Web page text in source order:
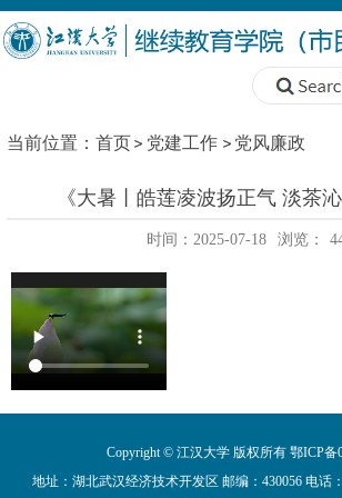
当前位置： 首页 党建工作 党风廉政
《大暑丨皓莲凌波扬正气 淡茶
时间：2025-07-18 浏览：
Copyright © 江汉大学 版权所有 鄂ICP备
地址：湖北武汉经济技术开发区 邮编：430056 电话：